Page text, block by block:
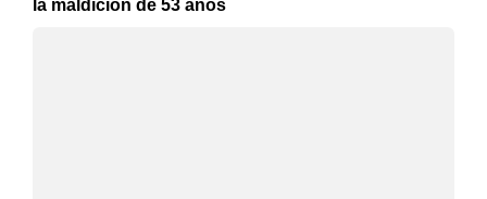
la maldición de 53 años